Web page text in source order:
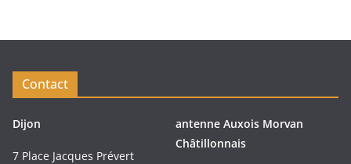
Contact
Dijon
7 Place Jacques Prévert
antenne Auxois Morvan
Châtillonnais